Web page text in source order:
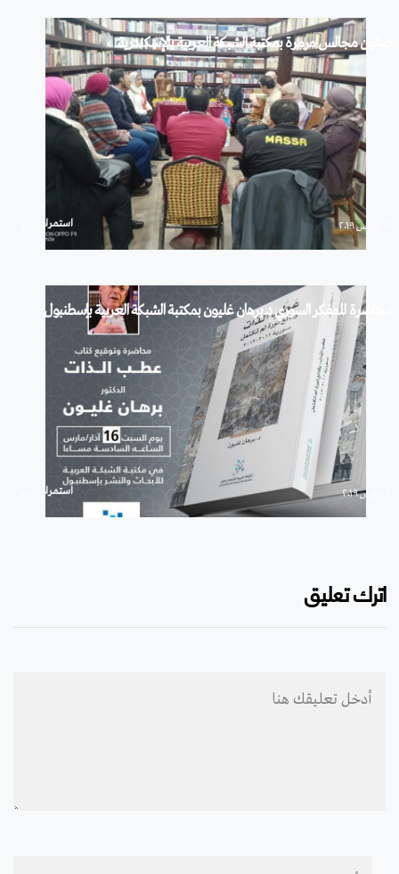
صالون مجالس مرمرة بمكتبة الشبكة العربية بالإسكندرية
استمرار
محاضرة للمفكر السوري د.برهان غليون بمكتبة الشبكة العربية بإسطنبول
استمرار
اترك تعليق